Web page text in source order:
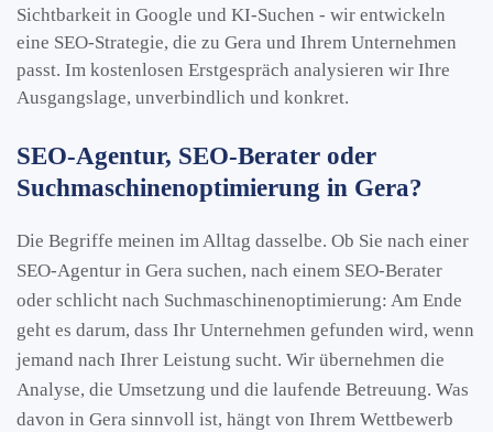
Sichtbarkeit in Google und KI-Suchen - wir entwickeln
eine SEO-Strategie, die zu Gera und Ihrem Unternehmen
passt. Im kostenlosen Erstgespräch analysieren wir Ihre
Ausgangslage, unverbindlich und konkret.
SEO-Agentur, SEO-Berater oder
Suchmaschinenoptimierung in Gera?
Die Begriffe meinen im Alltag dasselbe. Ob Sie nach einer
SEO-Agentur in Gera suchen, nach einem SEO-Berater
oder schlicht nach Suchmaschinenoptimierung: Am Ende
geht es darum, dass Ihr Unternehmen gefunden wird, wenn
jemand nach Ihrer Leistung sucht. Wir übernehmen die
Analyse, die Umsetzung und die laufende Betreuung. Was
davon in Gera sinnvoll ist, hängt von Ihrem Wettbewerb